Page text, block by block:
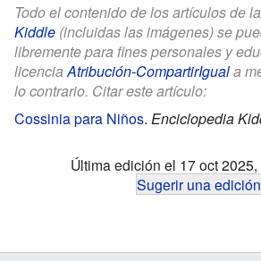
Todo el contenido de los artículos de la
Kiddle (incluidas las imágenes) se
libremente para fines personales y
licenciaAtribución-CompartirIguala
lo contrario. Citar este artículo:
Cossinia para Niños. Enciclopedia
Última edición el 17 oct
Sugerir una edición